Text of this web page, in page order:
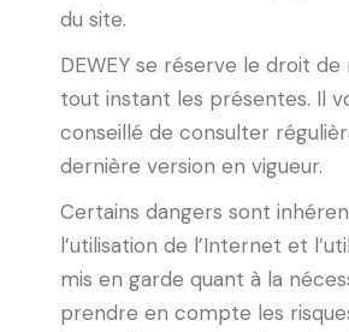
du site.
DEWEY se réserve le droit de
tout instant les présentes. Il
conseillé de consulter
dernière version en vigueur.
Certains dangers sont
l’utilisation de l’Internet et
mis en garde quant à la
prendre en compte les